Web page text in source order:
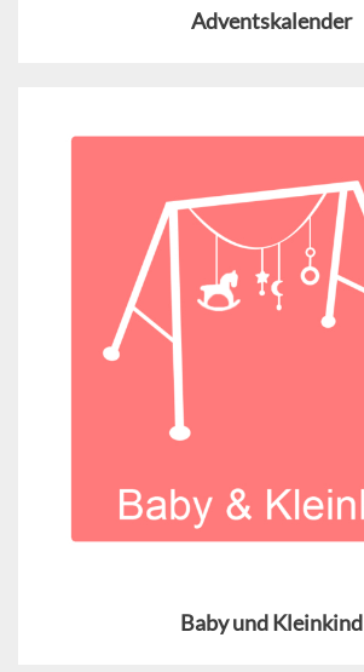
Adventskalender
Baby und Kleinkind